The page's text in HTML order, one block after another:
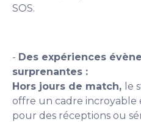
SOS.
- Des expériences
surprenantes :
Hors jours de match, le
offre un cadre
pour des réceptions ou